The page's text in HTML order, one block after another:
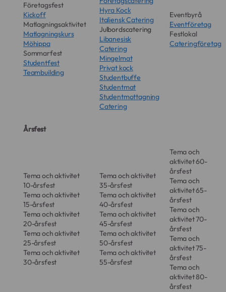
Företagsfest
Kickoff
Matlagningsaktivitet
Matlagningskurs
Möhippa
Sommarfest
Studentfest
Teambuilding
Hyra Kock
Italiensk Catering
Julbordscatering
Libanesisk
Catering
Mingelmat
Privat kock
Studentbuffe
Studentmat
Studentmottagning
Catering
Eventbyrå
Eventföretag
Festlokal
Cateringföretag
Årsfest
Tema och aktivitet
10-årsfest
Tema och aktivitet
15-årsfest
Tema och aktivitet
20-årsfest
Tema och aktivitet
25-årsfest
Tema och aktivitet
30-årsfest
Tema och aktivitet
35-årsfest
Tema och aktivitet
40-årsfest
Tema och aktivitet
45-årsfest
Tema och aktivitet
50-årsfest
Tema och aktivitet
55-årsfest
Tema och
aktivitet 60-
årsfest
Tema och
aktivitet 65-
årsfest
Tema och
aktivitet 70-
årsfest
Tema och
aktivitet 75-
årsfest
Tema och
aktivitet 80-
årsfest